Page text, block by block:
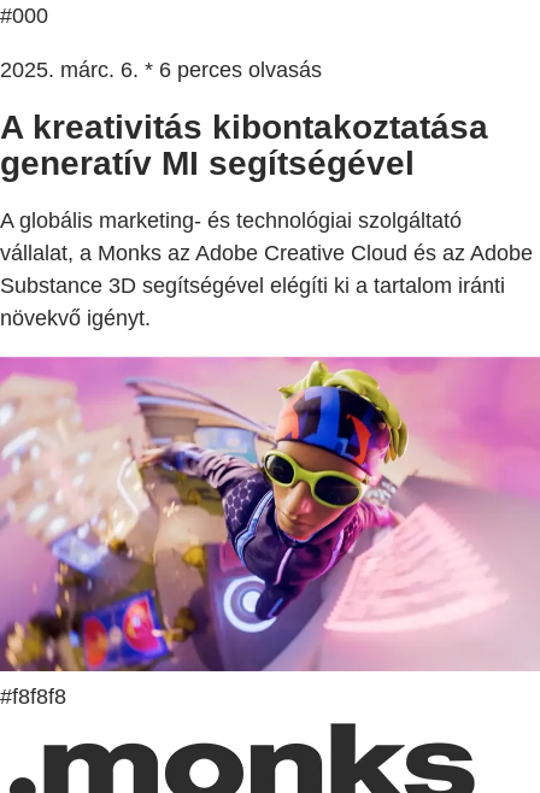
#000
2025. márc. 6. * 6 perces olvasás
A kreativitás kibontakoztatása
generatív MI segítségével
A globális marketing- és technológiai szolgáltató
vállalat, a Monks az Adobe Creative Cloud és az Adobe
Substance 3D segítségével elégíti ki a tartalom iránti
növekvő igényt.
#f8f8f8